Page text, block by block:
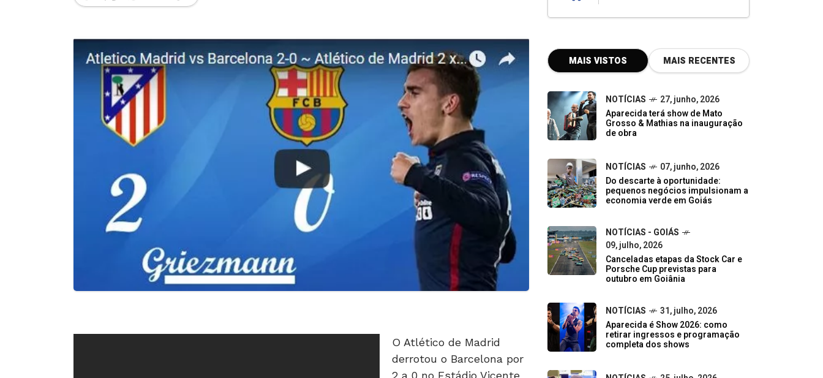
O Atlético de Madrid
derrotou o Barcelona por
2 a 0 no Estádio Vicente
MAIS VISTOS MAIS RECENTES
NOTÍCIAS
27, junho, 2026
Aparecida terá show de Mato
Grosso & Mathias na inauguração
de obra
NOTÍCIAS
07, junho, 2026
Do descarte à oportunidade:
pequenos negócios impulsionam a
economia verde em Goiás
NOTÍCIAS - GOIÁS
09, julho, 2026
Canceladas etapas da Stock Car e
Porsche Cup previstas para
outubro em Goiânia
NOTÍCIAS
31, julho, 2026
Aparecida é Show 2026: como
retirar ingressos e programação
completa dos shows